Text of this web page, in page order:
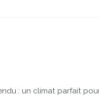
: un climat parfait